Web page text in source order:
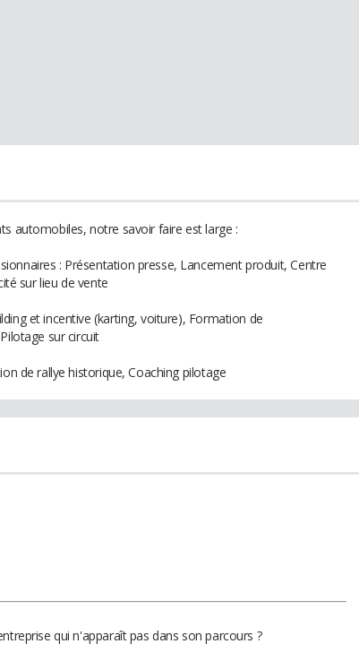
automobiles, notre savoir faire est large :
: Présentation presse, Lancement produit, Centre
sur lieu de vente
et incentive (karting, voiture), Formation de
sur circuit
de rallye historique, Coaching pilotage
qui n'apparaît pas dans son parcours ?